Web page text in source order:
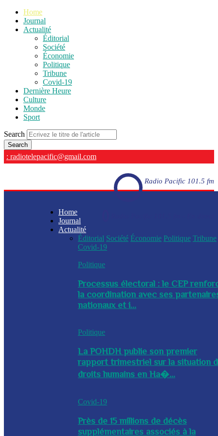
Home
Journal
Actualité
Éditorial
Société
Économie
Politique
Tribune
Covid-19
Dernière Heure
Culture
Monde
Sport
Search
: radiotelepacific@gmail.com
Radio Pacific 101.5 fm
Home
Journal
Actualité
Éditorial Société Économie Politique Tribune
Covid-19
Politique
Processus électoral : le CEP
la coordination avec ses
nationaux et i...
Politique
La POHDH publie son premier
rapport trimestriel sur la situation
droits humains en Ha�...
Covid-19
Près de 15 millions de décès
supplémentaires associés à la